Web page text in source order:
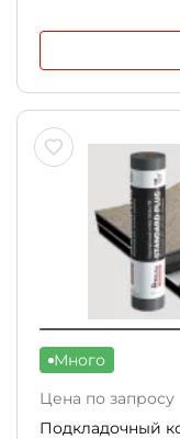
Много
Цена по запросу
Подкладочный